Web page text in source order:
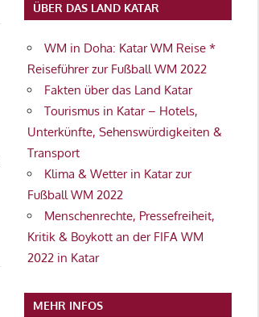
ÜBER DAS LAND KATAR
WM in Doha: Katar WM Reise *
Reiseführer zur Fußball WM 2022
Fakten über das Land Katar
Tourismus in Katar – Hotels,
Unterkünfte, Sehenswürdigkeiten &
Transport
Klima & Wetter in Katar zur
Fußball WM 2022
Menschenrechte, Pressefreiheit,
Kritik & Boykott an der FIFA WM
2022 in Katar
MEHR INFOS